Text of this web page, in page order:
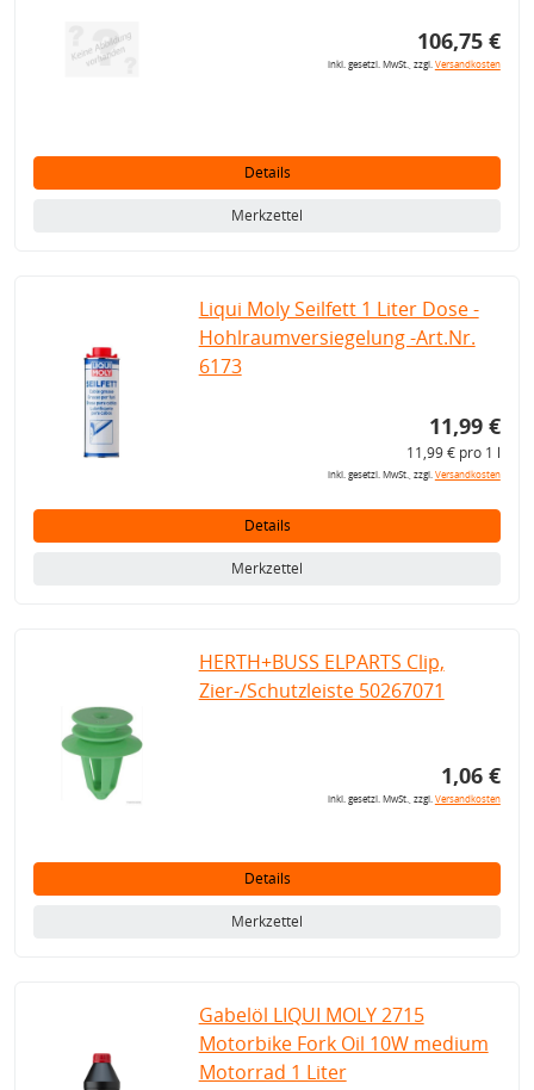
106,75 €
inkl. gesetzl. MwSt., zzgl.Versandkosten
Details
Merkzettel
Liqui Moly Seilfett 1 Liter Dose -
Hohlraumversiegelung -Art.Nr.
6173
11,99 €
11,99 € pro 1 l
inkl. gesetzl. MwSt., zzgl.Versandkosten
Details
Merkzettel
HERTH+BUSS ELPARTS Clip,
Zier-/Schutzleiste 50267071
1,06 €
inkl. gesetzl. MwSt., zzgl.Versandkosten
Details
Merkzettel
Gabelöl LIQUI MOLY 2715
Motorbike Fork Oil 10W medium
Motorrad 1 Liter